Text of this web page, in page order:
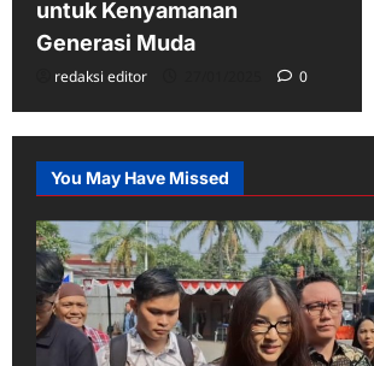
untuk Kenyamanan
Generasi Muda
redaksi editor 0
You May Have Missed